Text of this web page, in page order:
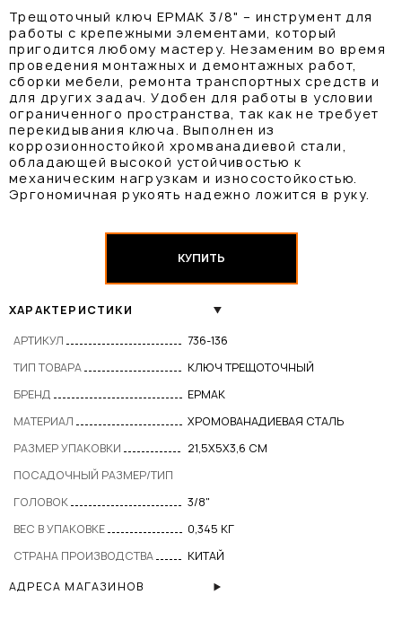
Трещоточный ключ ЕРМАК 3/8" – инструмент для
работы с крепежными элементами, который
пригодится любому мастеру. Незаменим во время
проведения монтажных и демонтажных работ,
сборки мебели, ремонта транспортных средств и
для других задач. Удобен для работы в условии
ограниченного пространства, так как не требует
перекидывания ключа. Выполнен из
коррозионностойкой хромванадиевой стали,
обладающей высокой устойчивостью к
механическим нагрузкам и износостойкостью.
Эргономичная рукоять надежно ложится в руку.
КУПИТЬ
ХАРАКТЕРИСТИКИ
АРТИКУЛ
736-136
ТИП ТОВАРА
КЛЮЧ ТРЕЩОТОЧНЫЙ
БРЕНД
ЕРМАК
МАТЕРИАЛ
ХРОМОВАНАДИЕВАЯ СТАЛЬ
РАЗМЕР УПАКОВКИ
21,5X5X3,6 СМ
ПОСАДОЧНЫЙ РАЗМЕР/ТИП
ГОЛОВОК
3/8"
ВЕС В УПАКОВКЕ
0,345 КГ
СТРАНА ПРОИЗВОДСТВА
КИТАЙ
АДРЕСА МАГАЗИНОВ